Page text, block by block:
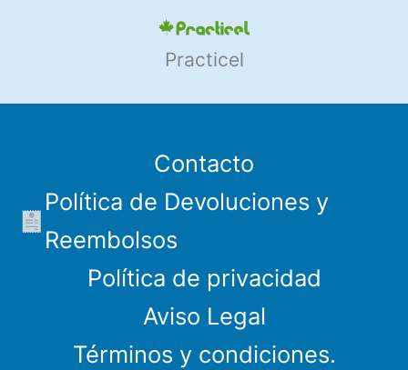
Practicel
Contacto
Política de Devoluciones y
Reembolsos
Política de privacidad
Aviso Legal
Términos y condiciones.